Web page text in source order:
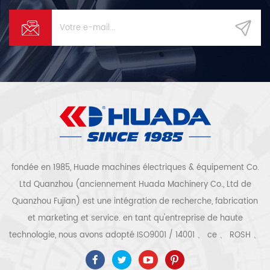
fondée en 1985, Huade machines électriques & équipement Co.
Ltd Quanzhou (anciennement Huada Machinery Co., Ltd de
Quanzhou Fujian) est une intégration de recherche, fabrication
et marketing et service. en tant qu'entreprise de haute
technologie, nous avons adopté ISO9001 / 14001 、 ce 、 ROSH 、
ETL 、 CQC 、 certification de qualité et de sécurité ccc,